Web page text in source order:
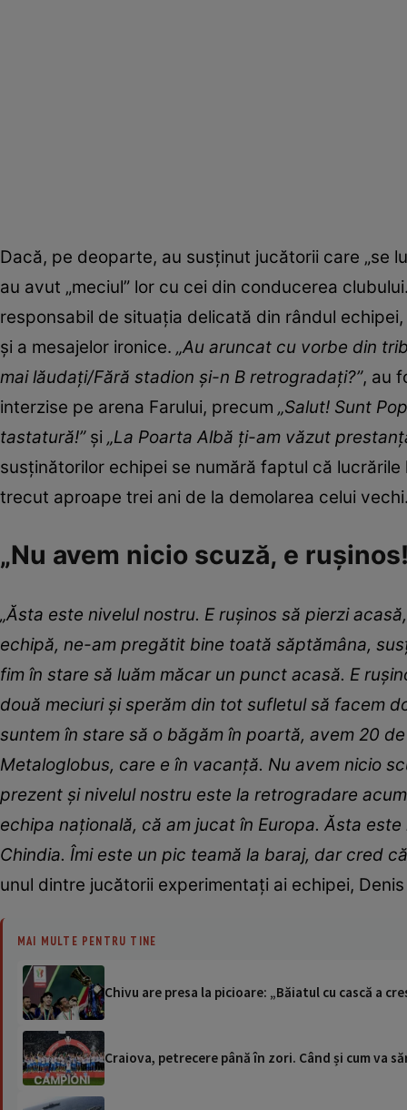
Dacă, pe deoparte, au susținut jucătorii care „se
au avut „meciul” lor cu cei din conducerea
responsabil de situația delicată din rândul
și a mesajelor ironice. „Au aruncat cu vorbe din
mai lăudați/Fără stadion și-n B retrogradați?”, au
interzise pe arena Farului, precum „Salut! Sunt
tastatură!”și „La Poarta Albă ți-am văzut
susținătorilor echipei se numără faptul că
trecut aproape trei ani de la demolarea celui
„Nu avem nicio scuză, e
„Ăsta este nivelul nostru. E rușinos să pierzi
echipă, ne-am pregătit bine toată săptămâna,
fim în stare să luăm măcar un punct acasă. E
două meciuri și sperăm din tot sufletul să facem
suntem în stare să o băgăm în poartă, avem 20
Metaloglobus, care e în vacanță. Nu avem nicio
prezent și nivelul nostru este la retrogradare
echipa națională, că am jucat în Europa. Ăsta
Chindia. Îmi este un pic teamă la baraj, dar cred
unul dintre jucătorii experimentați ai echipei,
MAI MULTE PENTRU TINE
Chivu are presa la picioare: „Băiatul cu cască a
Craiova, petrecere până în zori. Când și cum va